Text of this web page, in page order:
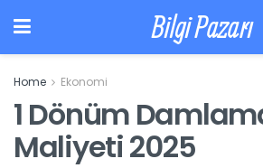
Bilgi Pazarı
Home Ekonomi
1 Dönüm
Maliyeti 2025